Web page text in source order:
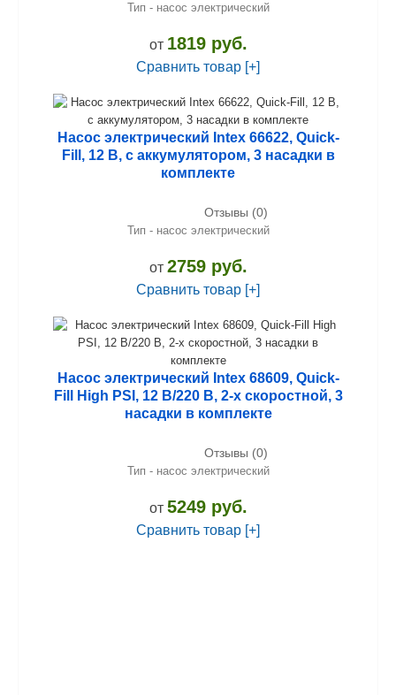
Тип - насос электрический
от 1819 руб.
Сравнить товар [+]
Насос электрический Intex 66622, Quick-
Fill, 12 В, с аккумулятором, 3 насадки в
комплекте
Отзывы (0)
Тип - насос электрический
от 2759 руб.
Сравнить товар [+]
Насос электрический Intex 68609, Quick-
Fill High PSI, 12 В/220 В, 2-х скоростной, 3
насадки в комплекте
Отзывы (0)
Тип - насос электрический
от 5249 руб.
Сравнить товар [+]